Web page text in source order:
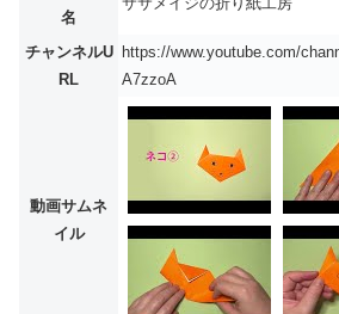
名
チャンネルU
RL
https://www.youtube.com/
A7zzoA
動画サムネ
イル